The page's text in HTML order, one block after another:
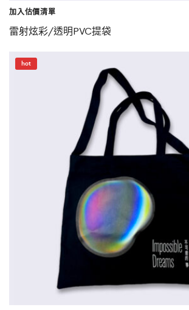
加入估價清單
雷射炫彩/透明PVC提袋
hot